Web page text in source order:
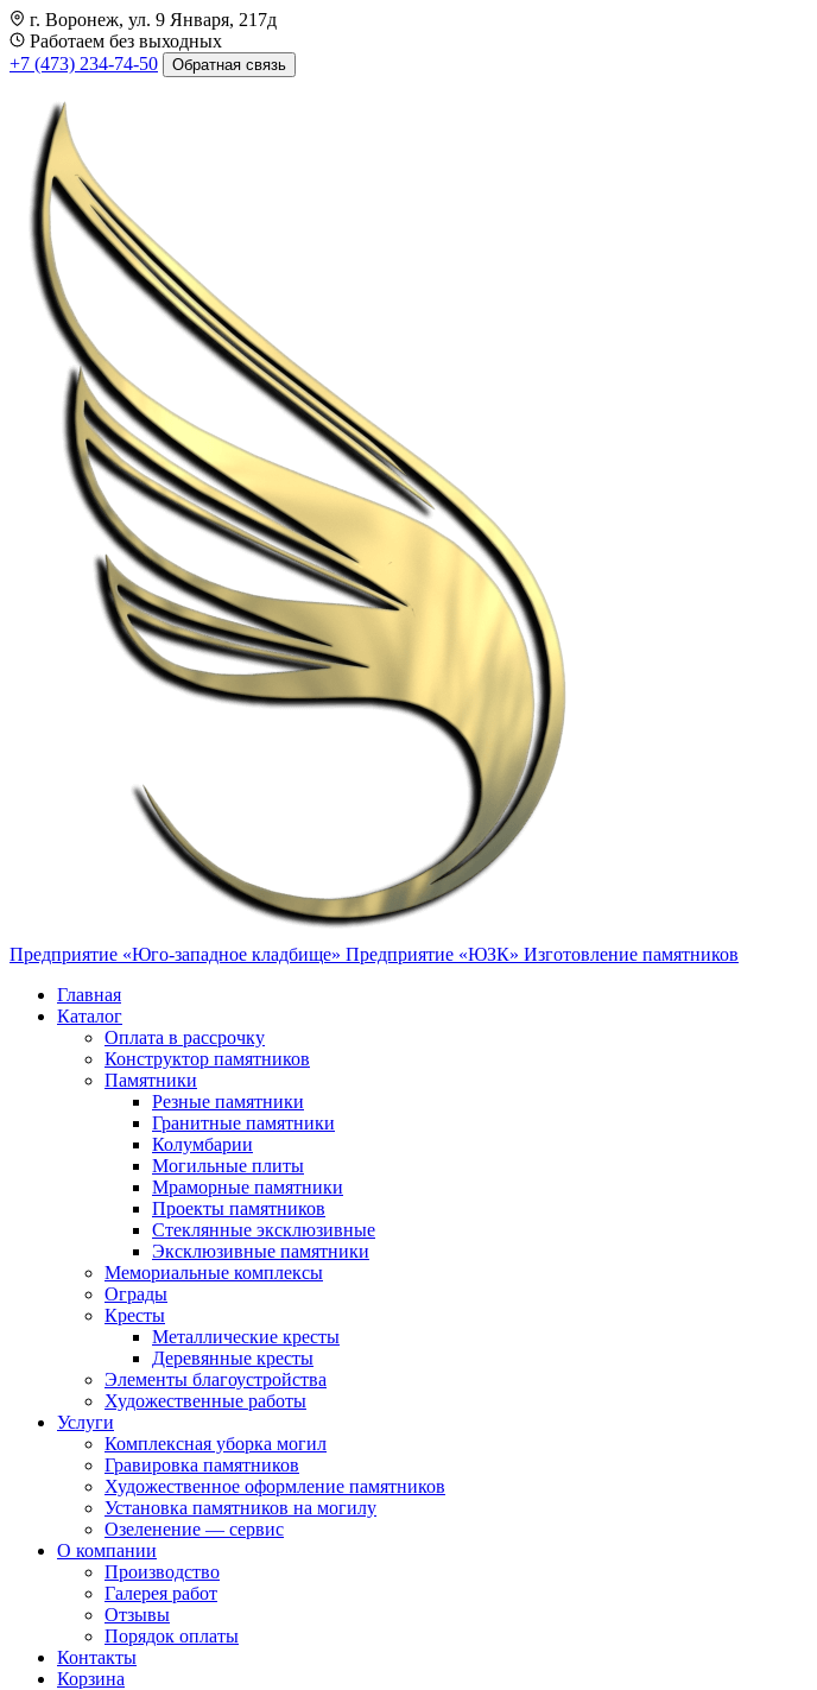
г. Воронеж, ул. 9 Января, 217д
Работаем без выходных
+7 (473) 234-74-50
Обратная связь
Предприятие «Юго-западное кладбище» Предприятие «ЮЗК» Изготовление памятников
Главная
Каталог
Оплата в рассрочку
Конструктор памятников
Памятники
Резные памятники
Гранитные памятники
Колумбарии
Могильные плиты
Мраморные памятники
Проекты памятников
Стеклянные эксклюзивные
Эксклюзивные памятники
Мемориальные комплексы
Ограды
Кресты
Металлические кресты
Деревянные кресты
Элементы благоустройства
Художественные работы
Услуги
Комплексная уборка могил
Гравировка памятников
Художественное оформление памятников
Установка памятников на могилу
Озеленение — сервис
О компании
Производство
Галерея работ
Отзывы
Порядок оплаты
Контакты
Корзина